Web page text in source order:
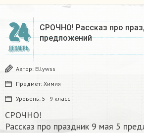
24
ДЕКАБРЬ
СРОЧНО! Рассказ про
предложений
Автор: Ellywss
Предмет: Химия
Уровень: 5 - 9 класс
СРОЧНО!
Рассказ про праздник 9 мая 5